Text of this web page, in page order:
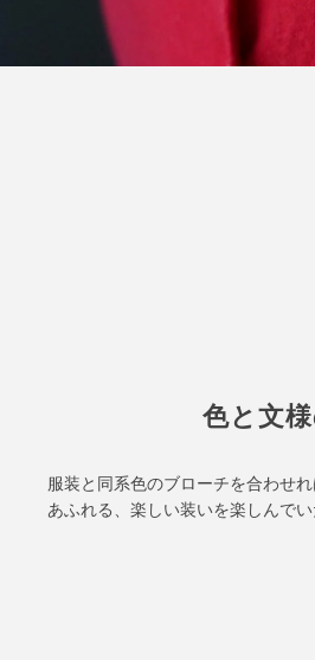
色と文
服装と同系色のブローチを合わせ
あふれる、楽しい装いを楽しんでい